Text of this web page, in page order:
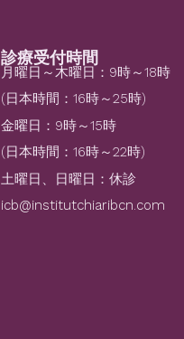
診療受付時間
月曜日～木曜日：9時～18時
(日本時間：16時～25時)
金曜日：9時～15時
(日本時間：16時～22時)
土曜日、日曜日：休診
icb@institutchiaribcn.com